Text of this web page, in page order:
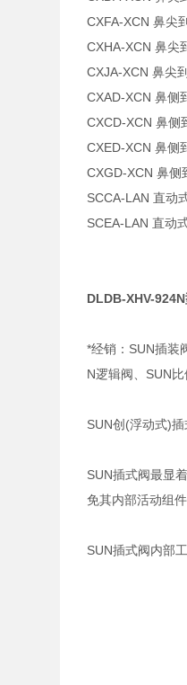
CXFA-XCN 鼻尖
CXHA-XCN 鼻尖
CXJA-XCN 鼻尖
CXAD-XCN 鼻侧
CXCD-XCN 鼻侧
CXED-XCN 鼻侧
CXGD-XCN 鼻侧
SCCA-LAN 直动
SCEA-LAN 直动
DLDB-XHV-
*经销：SUN插装
N逻辑阀、SUN
SUN创(浮动式)
SUN插式阀最显
免其内部活动组
SUN插式阀内部